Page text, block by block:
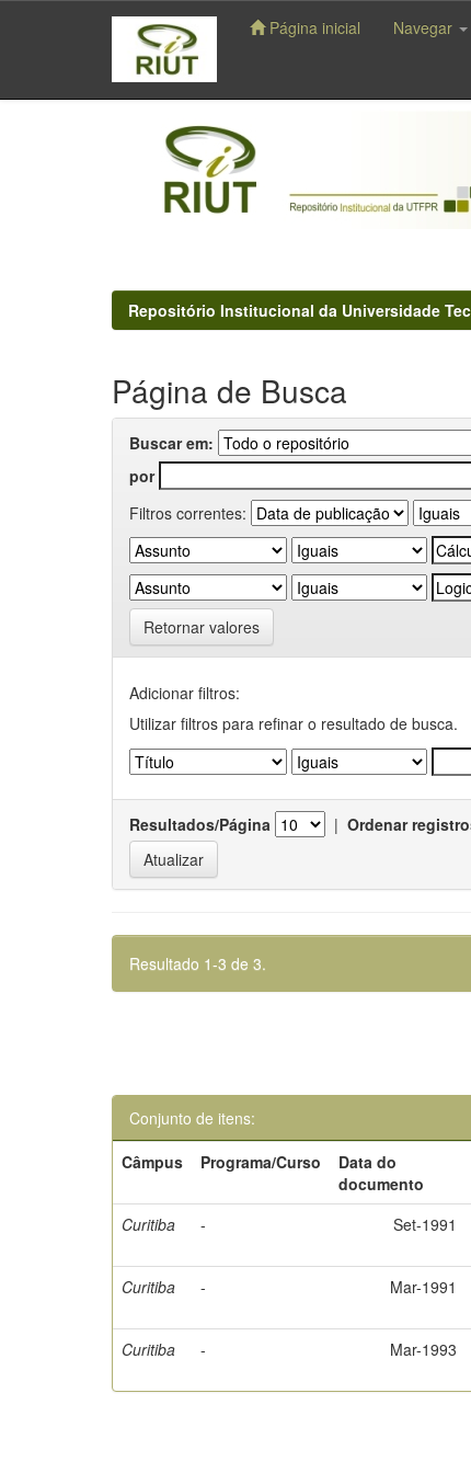
navigation
Página inicial Navegar
Repositório Institucional da Universidade
Página de Busca
Buscar em:
por
Filtros correntes:
Retornar valores
Adicionar filtros:
Utilizar filtros para refinar o resultado de busca.
Resultados/Página | Ordenar
Resultado 1-3 de 3.
Conjunto de itens:
Câmpus
Programa/Curso
Data do
documento
Curitiba - Set-1991
Curitiba
- Mar-1991
Curitiba
- Mar-1993